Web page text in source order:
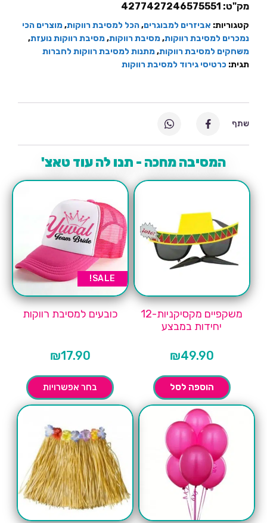
מק"ט: 4277427246575551
קטגוריות: אביזרים למבוגרים,הכל למסיבת רווקות,מוצרים הכי
נמכרים למסיבת רווקות,מסיבת רווקות,מסיבת רווקות נועזת,
משחקים למסיבת רווקות,מתנות למסיבת רווקות לחברות
תגית: כרטיסי גירוד למסיבת רווקות
המסיבה מחכה - תנו לה עוד טאצ'
משקפיים מקסיקניות-12
יחידות במבצע
₪49.90
הוספה לסל
SALE!
כובעים למסיבת רווקות
₪17.90
בחר אפשרויות
שתף